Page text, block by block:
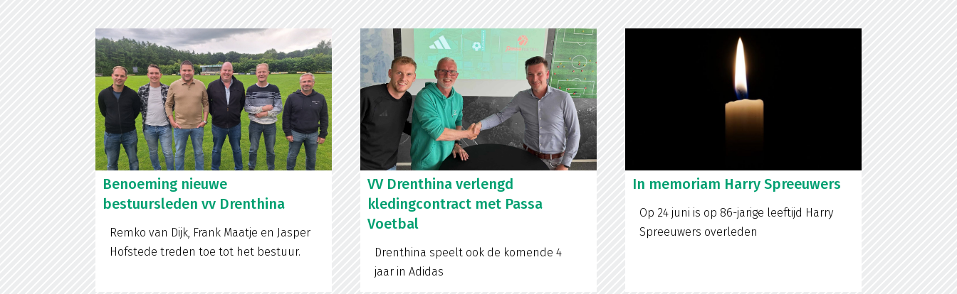
Benoeming nieuwe
bestuursleden vv Drenthina
Remko van Dijk, Frank Maatje en Jasper
Hofstede treden toe tot het bestuur.
VV Drenthina verlengd
kledingcontract met Passa
Voetbal
Drenthina speelt ook de komende 4
jaar in Adidas
In memoriam Harry Spreeuwers
Op 24 juni is op 86-jarige leeftijd Harry
Spreeuwers overleden